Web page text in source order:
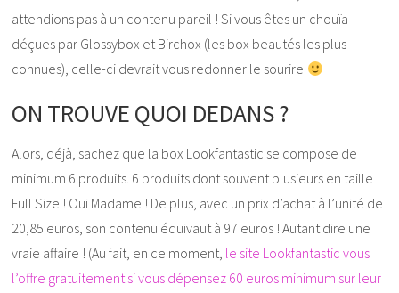
attendions pas à un contenu pareil ! Si vous êtes un chouïa
déçues par Glossybox et Birchox (les box beautés les plus
connues), celle-ci devrait vous redonner le sourire
ON TROUVE QUOI DEDANS ?
Alors, déjà, sachez que la box Lookfantastic se compose de
minimum 6 produits. 6 produits dont souvent plusieurs en taille
Full Size ! Oui Madame ! De plus, avec un prix d’achat à l’unité de
20,85 euros, son contenu équivaut à 97 euros ! Autant dire une
vraie affaire ! (Au fait, en ce moment, le site Lookfantastic vous
l’offre gratuitement si vous dépensez 60 euros minimum sur leur